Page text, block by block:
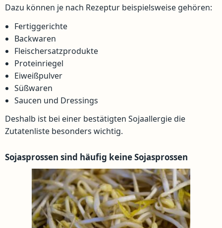
Dazu können je nach Rezeptur beispielsweise gehören:
Fertiggerichte
Backwaren
Fleischersatzprodukte
Proteinriegel
Eiweißpulver
Süßwaren
Saucen und Dressings
Deshalb ist bei einer bestätigten Sojaallergie die
Zutatenliste besonders wichtig.
Sojasprossen sind häufig keine Sojasprossen